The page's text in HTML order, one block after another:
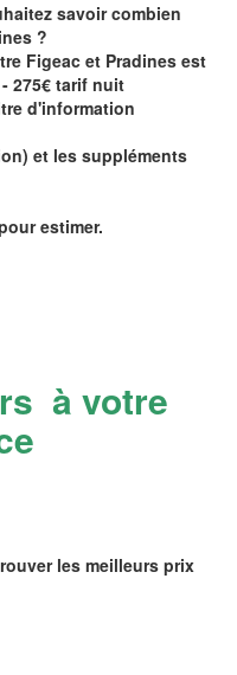
savoircombien
?
Figeac et Pradines est
275€ tarif nuit
d'information
et les suppléments
estimer.
à votre
les meilleurs prix